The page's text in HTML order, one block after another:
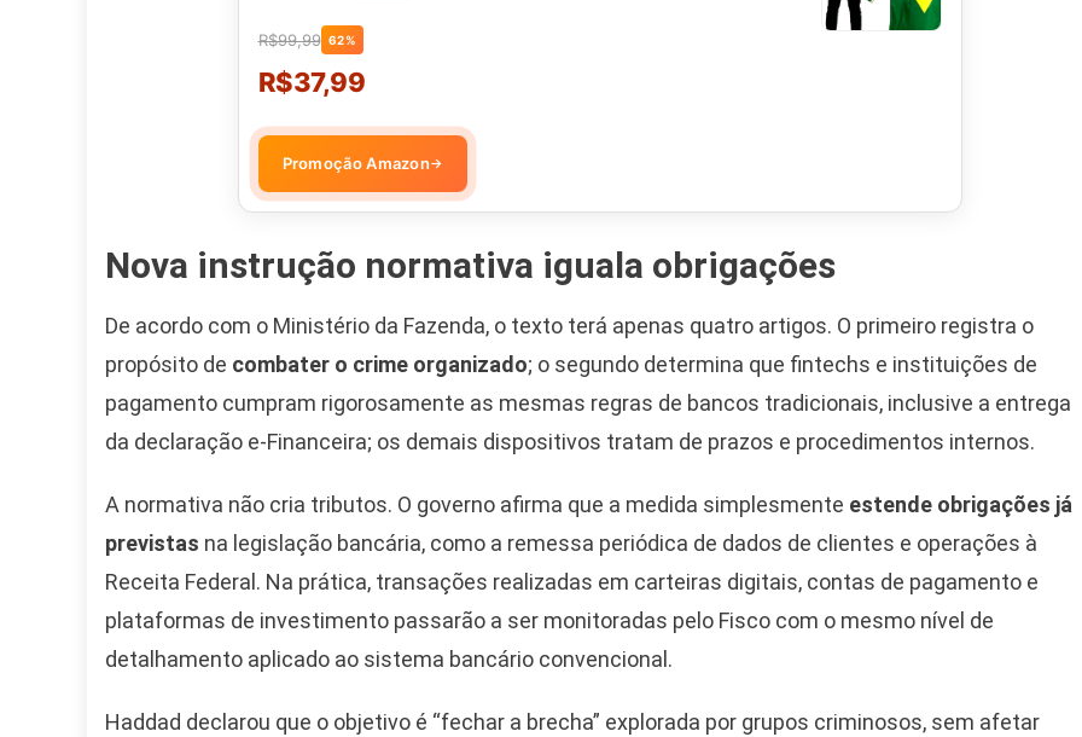
R$99,99 62%
R$37,99
Promoção Amazon→
Nova instrução normativa iguala obrigações
De acordo com o Ministério da Fazenda, o texto terá apenas quatro artigos. O primeiro registra o
propósito de combater o crime organizado; o segundo determina que fintechs e instituições de
pagamento cumpram rigorosamente as mesmas regras de bancos tradicionais, inclusive a entrega
da declaração e-Financeira; os demais dispositivos tratam de prazos e procedimentos internos.
A normativa não cria tributos. O governo afirma que a medida simplesmente estende obrigações já
previstas na legislação bancária, como a remessa periódica de dados de clientes e operações à
Receita Federal. Na prática, transações realizadas em carteiras digitais, contas de pagamento e
plataformas de investimento passarão a ser monitoradas pelo Fisco com o mesmo nível de
detalhamento aplicado ao sistema bancário convencional.
Haddad declarou que o objetivo é “fechar a brecha” explorada por grupos criminosos, sem afetar